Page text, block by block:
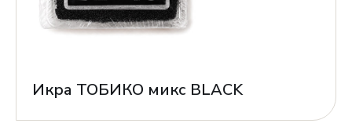
Икра ТОБИКО микс BLACK